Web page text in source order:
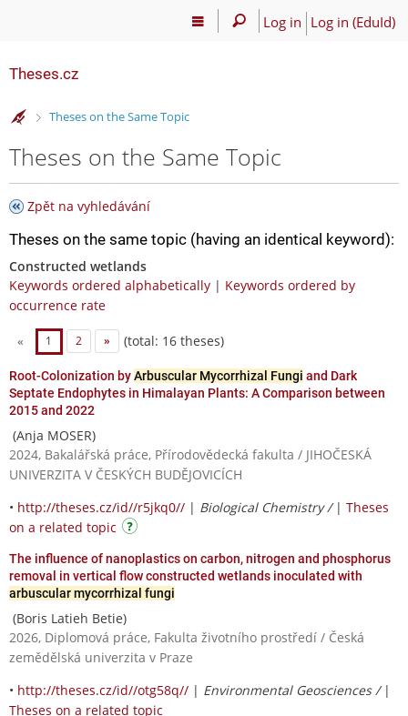
Log in Log in (EduId)
Theses.cz
>
Theses on the Same Topic
Theses on the Same Topic
Zpět na vyhledávání
Theses on the same topic (having an identical keyword):
Constructed wetlands
Keywords ordered alphabetically | Keywords ordered by
occurrence rate
« 1 2 » (total: 16 theses)
Root-Colonization byArbuscular Mycorrhizal Fungi and Dark
Septate Endophytes in Himalayan Plants: A Comparison between
2015 and 2022
(Anja MOSER)
2024, Bakalářská práce, Přírodovědecká fakulta / JIHOČESKÁ
UNIVERZITA V ČESKÝCH BUDĚJOVICÍCH
• http://theses.cz/id//r5jkq0// | Biological Chemistry / | Theses
on a related topic
The influence of nanoplastics on carbon, nitrogen and phosphorus
removal in vertical flow constructed wetlands inoculated with
arbuscular mycorrhizal fungi
(Boris Latieh Betie)
2026, Diplomová práce, Fakulta životního prostředí / Česká
zemědělská univerzita v Praze
• http://theses.cz/id//otg58q// | Environmental Geosciences / |
Theses on a related topic